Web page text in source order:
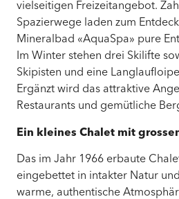
vielseitigen Freizeitangebot.
Spazierwege laden zum
Mineralbad «AquaSpa» pure
Im Winter stehen drei Skilifte
Skipisten und eine
Ergänzt wird das attraktive
Restaurants und gemütliche
Ein kleines Chalet mit
Das im Jahr 1966 erbaute
eingebettet in intakter Natur
warme, authentische